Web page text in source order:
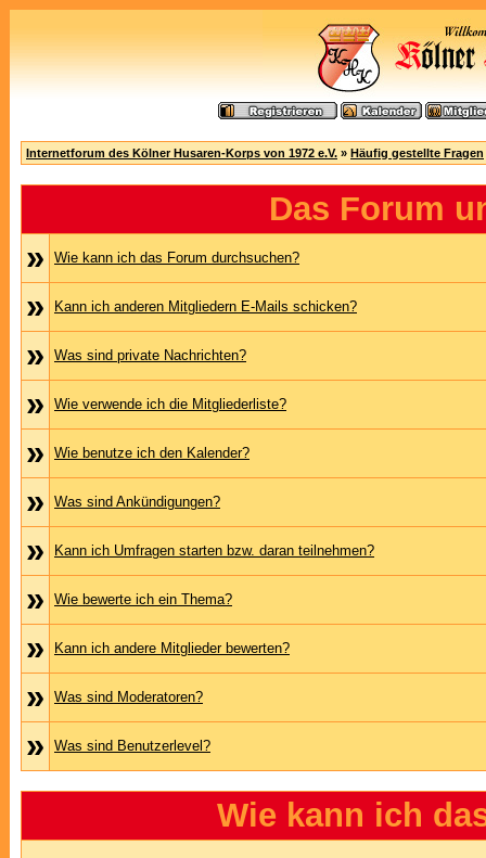
Internetforum des Kölner Husaren-Korps von 1972 e.V. » Häufig gestellte Fragen
Das Forum
»
Wie kann ich das Forum durchsuchen?
» Kann ich anderen Mitgliedern E-Mails schicken?
» Was sind private Nachrichten?
» Wie verwende ich die Mitgliederliste?
» Wie benutze ich den Kalender?
» Was sind Ankündigungen?
» Kann ich Umfragen starten bzw. daran teilnehmen?
» Wie bewerte ich ein Thema?
» Kann ich andere Mitglieder bewerten?
» Was sind Moderatoren?
» Was sind Benutzerlevel?
Wie kann ich